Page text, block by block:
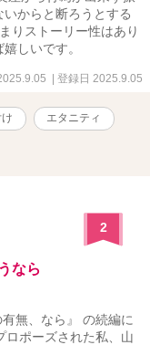
からと断ろうとする
りストーリー性はあり
しいです。
| 登録日 2025.9.05
エタニティ
2
なら
無、なら』 の続編に
ロポーズされた私、山